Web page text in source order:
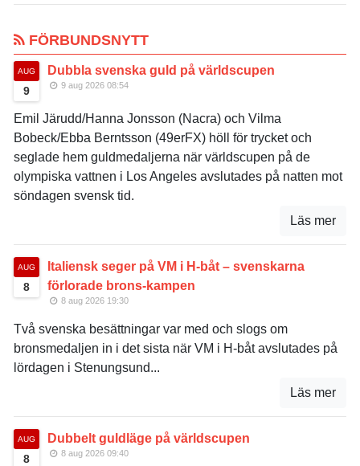
FÖRBUNDSNYTT
AUG
9
Dubbla svenska guld på världscupen
9 aug 2026 08:54
Emil Järudd/Hanna Jonsson (Nacra) och Vilma
Bobeck/Ebba Berntsson (49erFX) höll för trycket och
seglade hem guldmedaljerna när världscupen på de
olympiska vattnen i Los Angeles avslutades på natten mot
söndagen svensk tid.
Läs mer
AUG
8
Italiensk seger på VM i H-båt – svenskarna
förlorade brons-kampen
8 aug 2026 19:30
Två svenska besättningar var med och slogs om
bronsmedaljen in i det sista när VM i H-båt avslutades på
lördagen i Stenungsund...
Läs mer
AUG
8
Dubbelt guldläge på världscupen
8 aug 2026 09:40